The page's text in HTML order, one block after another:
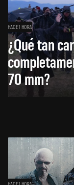
HACE 1 HORA
¿Qué tan
70 mm?
HACE 1 HORA